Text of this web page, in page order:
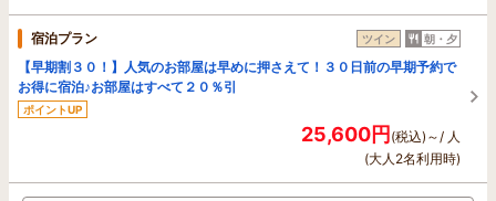
宿泊プラン ツイン 朝・夕
【早期割３０！】人気のお部屋は早めに押さえて！３０日前の早期予約で
お得に宿泊♪お部屋はすべて２０％引
ポイントUP
25,600円(税込)～/ 人
(大人2名利用時)